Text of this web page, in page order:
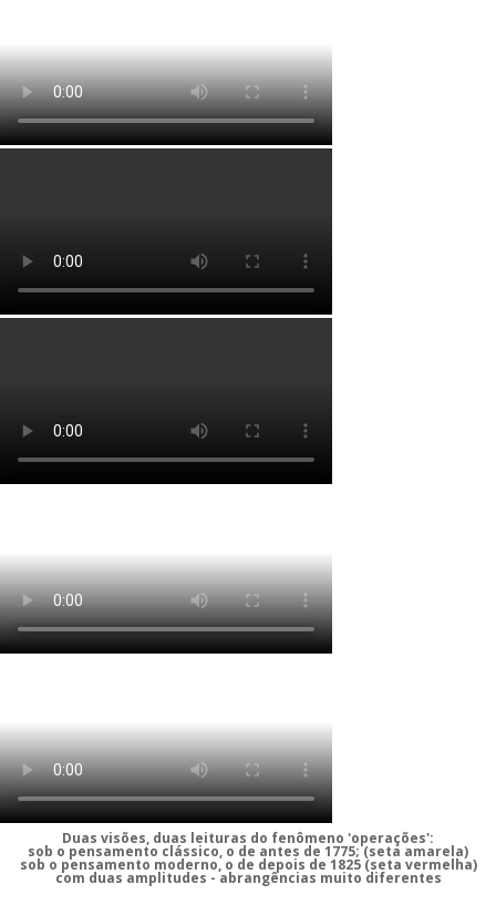
Duas visões, duas leituras do fenômeno 'operações':
sob o pensamento clássico, o de antes de 1775; (seta amarela)
sob o pensamento moderno, o de depois de 1825 (seta vermelha)
com duas amplitudes - abrangências muito diferentes